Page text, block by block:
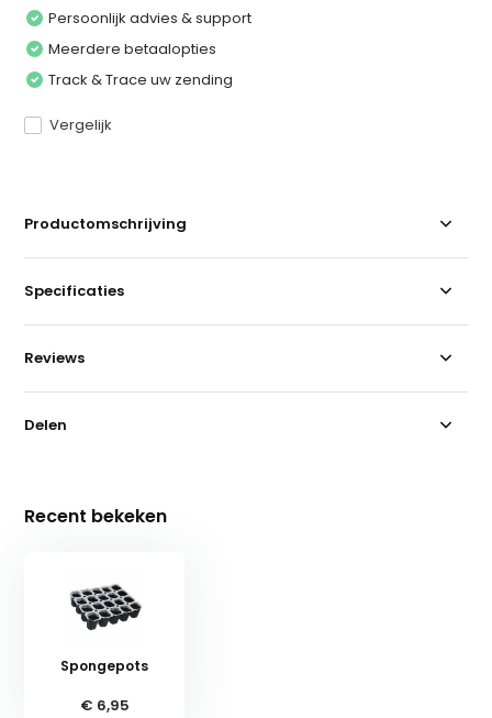
Persoonlijk advies & support
Meerdere betaalopties
Track & Trace uw zending
Vergelijk
Productomschrijving
Specificaties
Reviews
Delen
Recent bekeken
Spongepots
€ 6,95